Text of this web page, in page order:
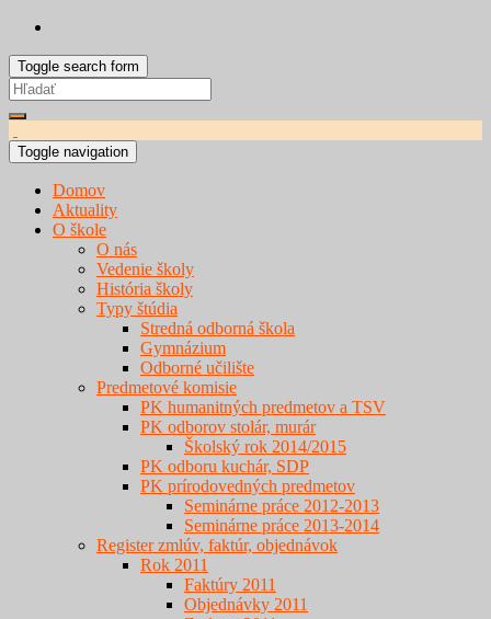
Toggle search form
Search
for:
Toggle navigation
Domov
Aktuality
O škole
O nás
Vedenie školy
História školy
Typy štúdia
Stredná odborná škola
Gymnázium
Odborné učilište
Predmetové komisie
PK humanitných predmetov a TSV
PK odborov stolár, murár
Školský rok 2014/2015
PK odboru kuchár, SDP
PK prírodovedných predmetov
Seminárne práce 2012-2013
Seminárne práce 2013-2014
Register zmlúv, faktúr, objednávok
Rok 2011
Faktúry 2011
Objednávky 2011